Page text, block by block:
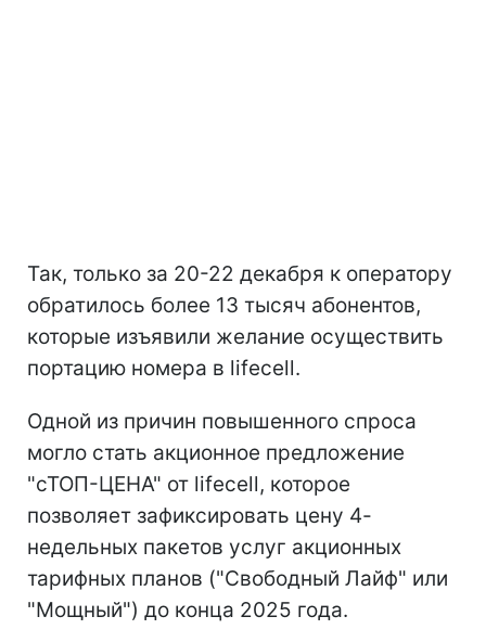
Так, только за 20-22 декабря к оператору
обратилось более 13 тысяч абонентов,
которые изъявили желание осуществить
портацию номера в lifecell.
Одной из причин повышенного спроса
могло стать акционное предложение
"сТОП-ЦЕНА" от lifecell, которое
позволяет зафиксировать цену 4-
недельных пакетов услуг акционных
тарифных планов ("Свободный Лайф" или
"Мощный") до конца 2025 года.